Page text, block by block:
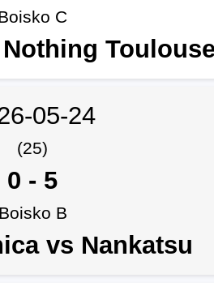
C
05-24
(25)
0 - 5
Boisko B
vs Nankatsu